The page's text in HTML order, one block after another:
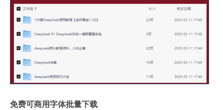
免费可商用字体批量下载